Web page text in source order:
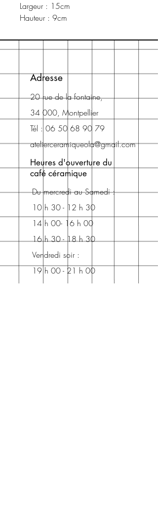
Largeur : 15cm
Hauteur : 9cm
Adresse
20 rue de la fontaine,
34 000, Montpellier
Tél : 06 50 68 90 79
atelierceramiqueola@gmail.com
Heures d'ouverture du
café céramique
Du mercredi auSamedi :
10 h 30 - 12 h 30
14 h 00- 16 h 00
16 h 30 - 18 h 30
Vendredi soir :
19 h 00 - 21 h 00